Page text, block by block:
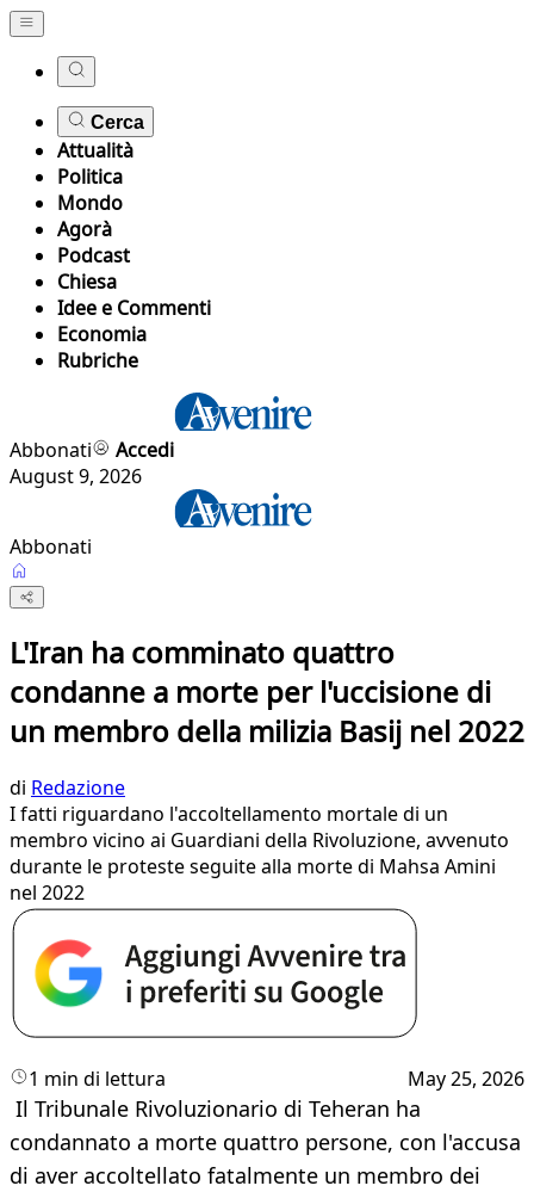
Cerca
Attualità
Politica
Mondo
Agorà
Podcast
Chiesa
Idee e Commenti
Economia
Rubriche
Abbonati
Accedi
August 9, 2026
Abbonati
L'Iran ha comminato quattro
condanne a morte per l'uccisione di
un membro della milizia Basij nel 2022
di Redazione
I fatti riguardano l'accoltellamento mortale di un
membro vicino ai Guardiani della Rivoluzione, avvenuto
durante le proteste seguite alla morte di Mahsa Amini
nel 2022
1 min di lettura May 25, 2026
Il Tribunale Rivoluzionario di Teheran ha
condannato a morte quattro persone, con l'accusa
di aver accoltellato fatalmente un membro dei